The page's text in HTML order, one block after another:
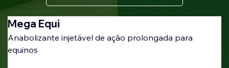
Mega Equi
Anabolizante injetável de ação prolongada para
equinos